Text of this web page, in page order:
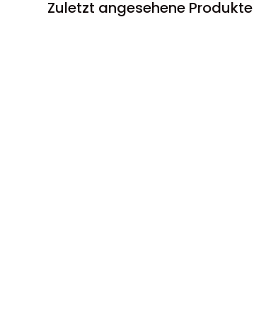
Zuletzt angesehene Produkte